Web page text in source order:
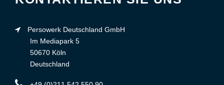
Persowerk Deutschland GmbH
Im Mediapark 5
50670 Köln
Deutschland